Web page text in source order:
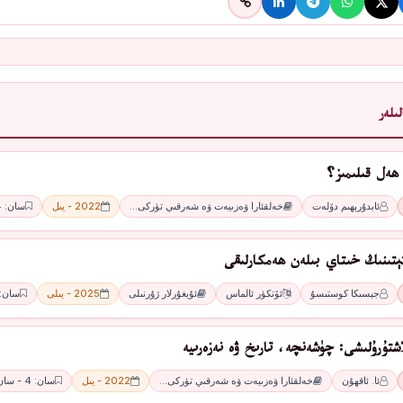
قىلىمىز؟
ئابدۇرېھىم دۆلەت خەلقئارا ۋەزىيەت ۋە شەرقىي تۈركى… 2022 - يىل سان: 4 - سان
ﺧﯩﺘﺎﻱ ﺑﯩﻠﻪﻥ ھەمكارلىقى
ﺟﯧﺴﯩﻜﺎ ﻛﻮﺳﺘﯩﺴﯘ ﺋﯚﺗﻜﯜﺭ ﺋﺎﻟﻤﺎﺱ ئۇيغۇرلار ژۇرنىلى 2025 - يىلى سان: 4 -
چۈشەنچە، تارىخ ۋە نەزەرىيە
ئا. ئاقھۇن خەلقئارا ۋەزىيەت ۋە شەرقىي تۈركى… 2022 - يىل سان: 4 - سان